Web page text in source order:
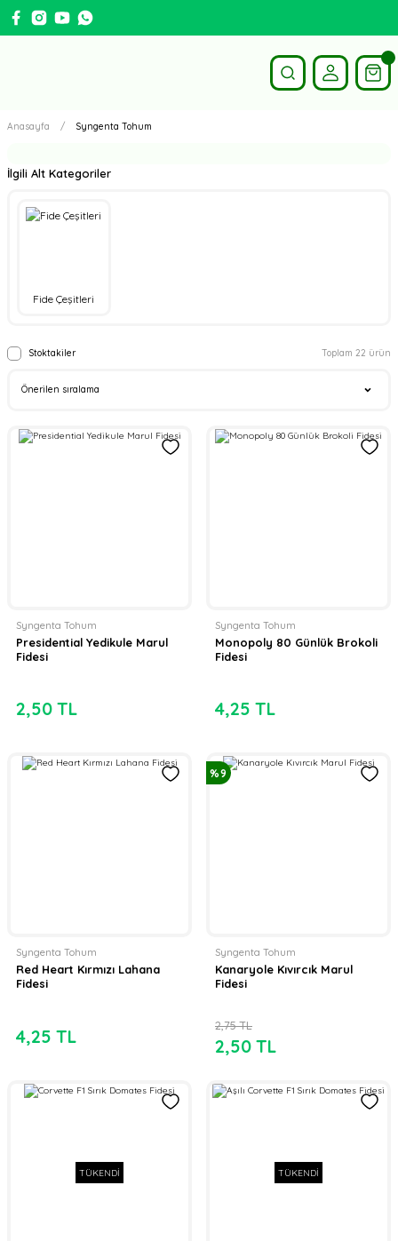
Anasayfa Syngenta Tohum
İlgili Alt Kategoriler
Fide Çeşitleri
Stoktakiler Toplam 22 ürün
Syngenta Tohum
Presidential Yedikule Marul
Fidesi
2,50 TL
Syngenta Tohum
Monopoly 80 Günlük Brokoli
Fidesi
4,25 TL
Syngenta Tohum
Red Heart Kırmızı Lahana
Fidesi
4,25 TL
%9
Syngenta Tohum
Kanaryole Kıvırcık Marul
Fidesi
2,50 TL
2,75 TL
TÜKENDİ TÜKENDİ